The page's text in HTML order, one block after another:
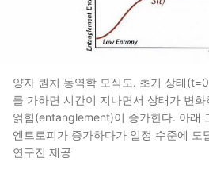
양자 퀀치 동역학 모식도. 초기 상태
를 가하면 시간이 지나면서 상태가 변
얽힘(entanglement)이 증가한다. 아래
엔트로피가 증가하다가 일정 수준에 도
연구진 제공